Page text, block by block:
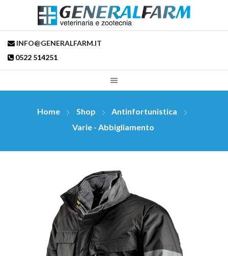
INFO@GENERALFARM.IT
0522 514251
Home Shop
Antinfortunistica
Varie - Abbigliamento